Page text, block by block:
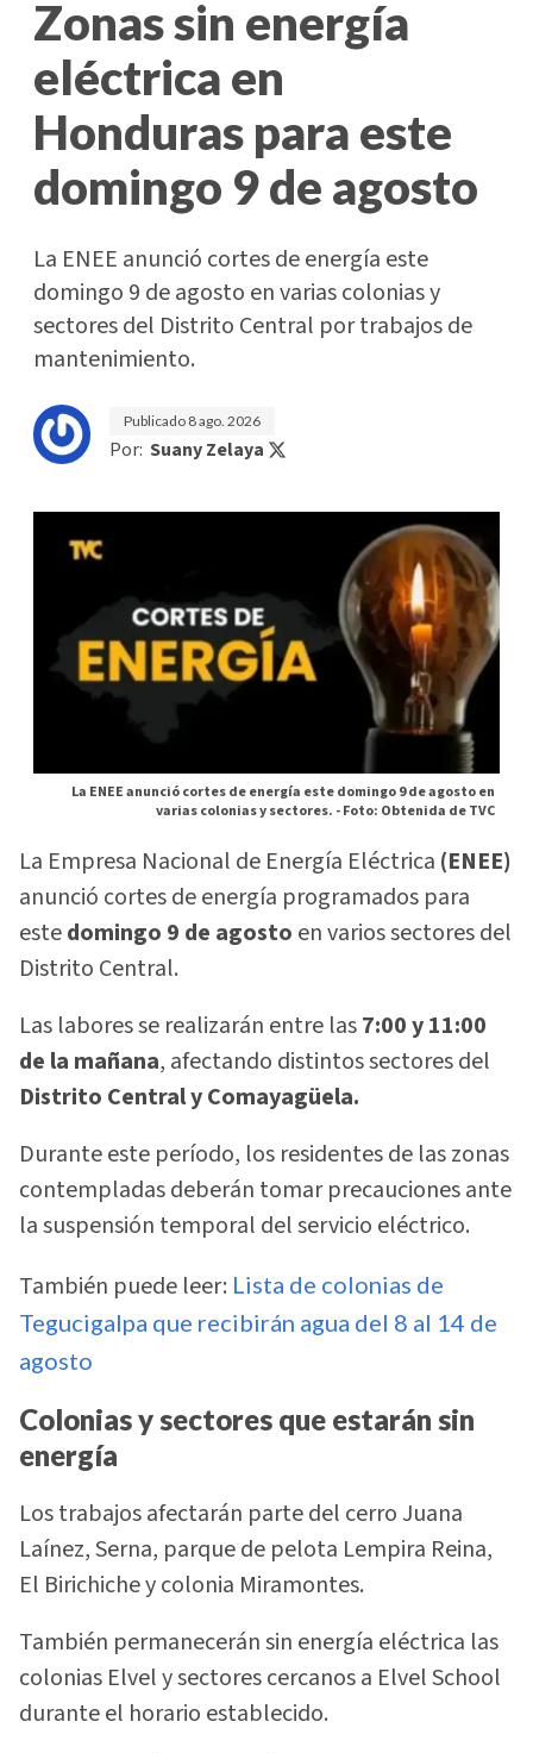
Zonas sin energía
eléctrica en
Honduras para este
domingo 9 de agosto
La ENEE anunció cortes de energía este
domingo 9 de agosto en varias colonias y
sectores del Distrito Central por trabajos de
mantenimiento.
Publicado 8 ago. 2026
Por: Suany Zelaya
La ENEE anunció cortes de energía este domingo 9 de agosto en
varias colonias y sectores. -Foto: Obtenida de TVC
La Empresa Nacional de Energía Eléctrica (ENEE)
anunció cortes de energía programados para
estedomingo 9 de agosto en varios sectores del
Distrito Central.
Las labores se realizarán entre las7:00 y 11:00
de la mañana, afectando distintos sectores del
Distrito Central y Comayagüela.
Durante este período, los residentes de las zonas
contempladas deberán tomar precauciones ante
la suspensión temporal del servicio eléctrico.
También puede leer: Lista de colonias de
Tegucigalpa que recibirán agua del 8 al 14 de
agosto
Colonias y sectores que estarán sin
energía
Los trabajos afectarán parte del cerro Juana
Laínez, Serna, parque de pelota Lempira Reina,
El Birichiche y colonia Miramontes.
También permanecerán sin energía eléctrica las
colonias Elvel y sectores cercanos a Elvel School
durante el horario establecido.